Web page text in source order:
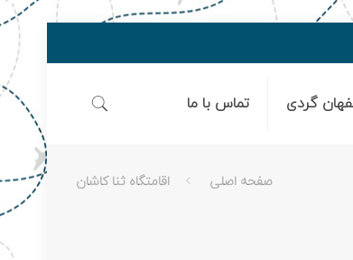
گردی تماس با ما
صفحه اصلی اقامتگاه ثنا کاشان